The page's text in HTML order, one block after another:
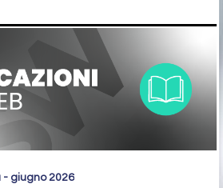
giugno 2026